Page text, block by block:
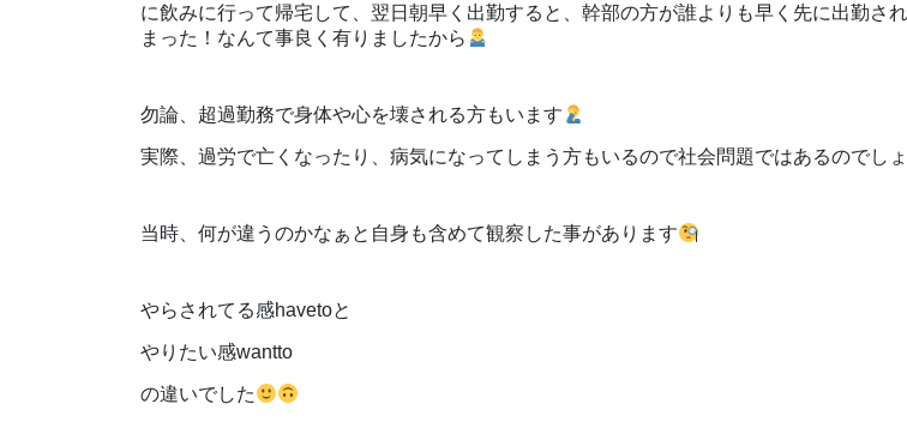
に飲みに行って帰宅して、翌日朝早く出勤すると、幹部の方が誰よりも早く先に出勤さ
まった！なんて事良く有りましたから
勿論、超過勤務で身体や心を壊される方もいます
実際、過労で亡くなったり、病気になってしまう方もいるので社会問題ではあるのでしょ
当時、何が違うのかなぁと自身も含めて観察した事があります
やらされてる感havetoと
やりたい感wantto
の違いでした